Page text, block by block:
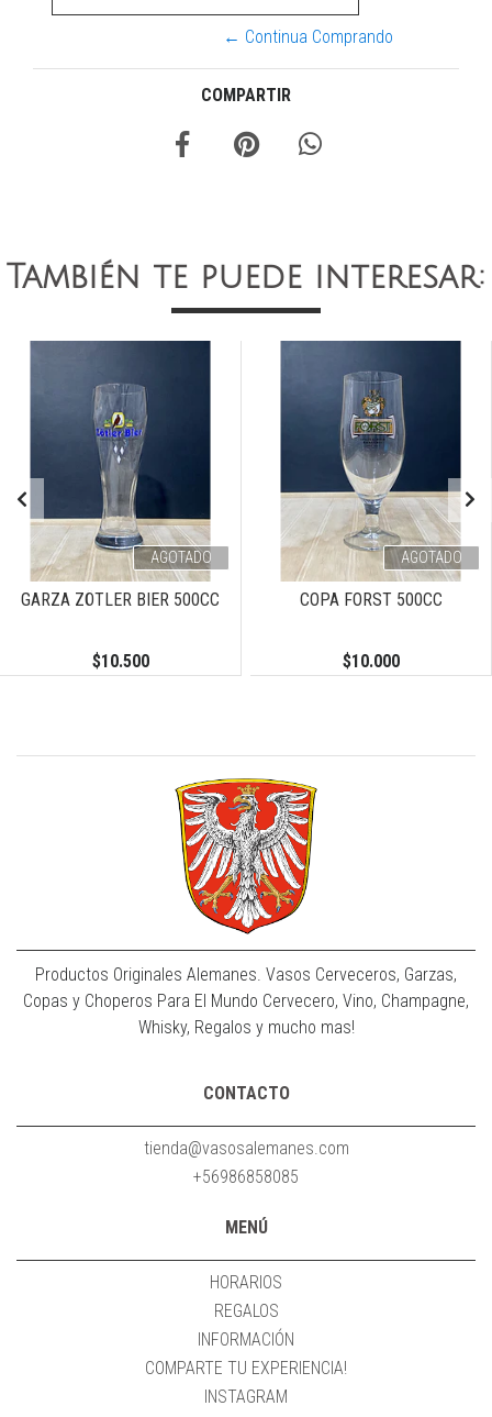
← Continua Comprando
COMPARTIR
También te puede interesar:
AGOTADO
GARZA ZÖTLER BIER 500CC
$10.500
AGOTADO
COPA FORST 500CC
$10.000
Productos Originales Alemanes. Vasos Cerveceros, Garzas,
Copas y Choperos Para El Mundo Cervecero, Vino, Champagne,
Whisky, Regalos y mucho mas!
CONTACTO
tienda@vasosalemanes.com
+56986858085
MENÚ
HORARIOS
REGALOS
INFORMACIÓN
COMPARTE TU EXPERIENCIA!
INSTAGRAM